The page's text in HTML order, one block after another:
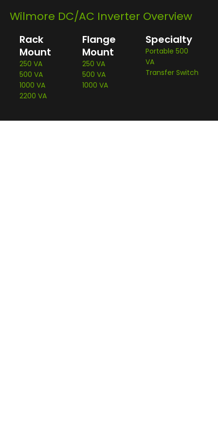
Wilmore DC/AC Inverter Overview
Rack
Mount
250 VA
500 VA
1000 VA
2200 VA
Flange
Mount
250 VA
500 VA
1000 VA
Specialty
Portable 500
VA
Transfer Switch